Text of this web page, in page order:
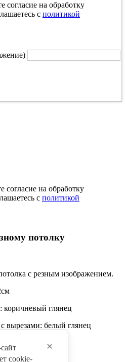
cookie-
согласие на обработку
с политикой
согласие на обработку
с политикой
потолку
с резным изображением.
коричневый глянец
вырезами: белый глянец